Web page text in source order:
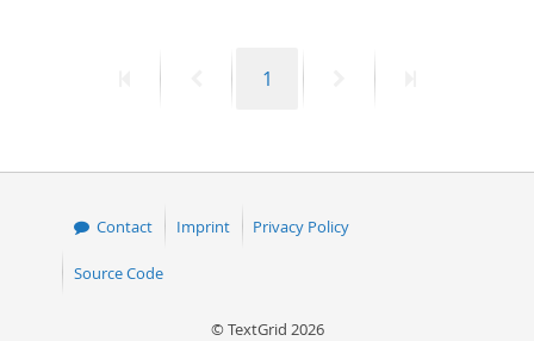
PreviousPage
1
Contact Imprint Privacy Policy
Source Code
© TextGrid 2026